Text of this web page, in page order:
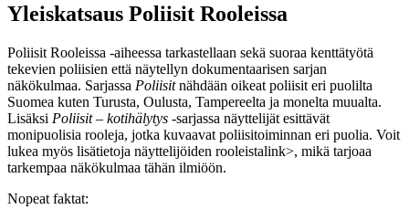
Yleiskatsaus Poliisit Rooleissa
Poliisit Rooleissa -aiheessa tarkastellaan sekä suoraa kenttätyötä
tekevien poliisien että näytellyn dokumentaarisen sarjan
näkökulmaa. Sarjassa Poliisitnähdään oikeat poliisit eri puolilta
Suomea kuten Turusta, Oulusta, Tampereelta ja monelta muualta.
Lisäksi Poliisit – kotihälytys -sarjassa näyttelijät esittävät
monipuolisia rooleja, jotka kuvaavat poliisitoiminnan eri puolia. Voit
lukea myös lisätietoja näyttelijöiden rooleistalink>, mikä tarjoaa
tarkempaa näkökulmaa tähän ilmiöön.
Nopeat faktat: